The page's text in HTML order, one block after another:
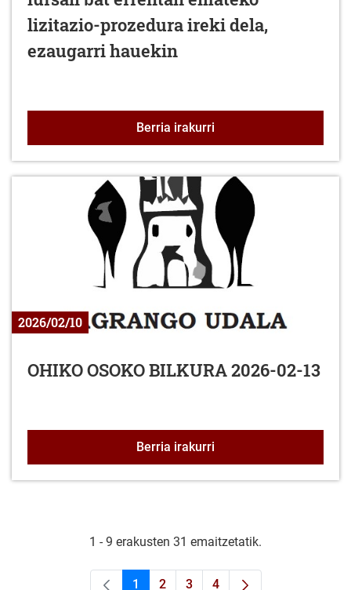
lizitazio-prozedura ireki dela,
ezaugarri hauekin
Berria irakurri
2026/02/10
OHIKO OSOKO BILKURA 2026-02-13
Berria irakurri
1 - 9 erakusten 31 emaitzetatik.
1 2 3 4